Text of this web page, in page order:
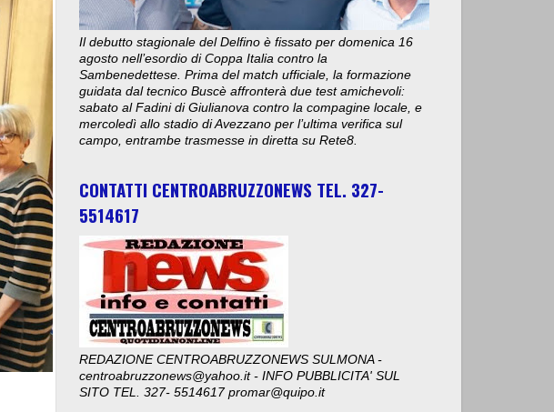
Il debutto stagionale del Delfino è fissato per domenica 16
agosto nell’esordio di Coppa Italia contro la
Sambenedettese. Prima del match ufficiale, la formazione
guidata dal tecnico Buscè affronterà due test amichevoli:
sabato al Fadini di Giulianova contro la compagine locale, e
mercoledì allo stadio di Avezzano per l’ultima verifica sul
campo, entrambe trasmesse in diretta su Rete8.
CONTATTI CENTROABRUZZONEWS TEL. 327-
5514617
REDAZIONE CENTROABRUZZONEWS SULMONA -
centroabruzzonews@yahoo.it - INFO PUBBLICITA' SUL
SITO TEL. 327- 5514617 promar@quipo.it